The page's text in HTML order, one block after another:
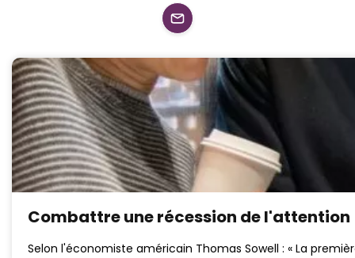
Combattre une récession de l'attention
Selon l'économiste américain Thomas Sowell : « La